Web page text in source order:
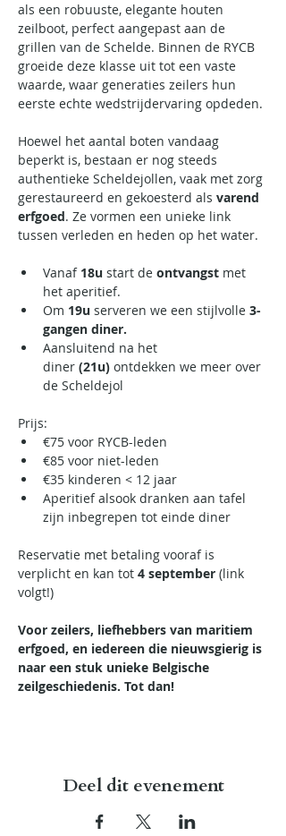
als een robuuste, elegante houten
zeilboot, perfect aangepast aan de
grillen van de Schelde. Binnen de RYCB
groeide deze klasse uit tot een vaste
waarde, waar generaties zeilers hun
eerste echte wedstrijdervaring opdeden.
Hoewel het aantal boten vandaag
beperkt is, bestaan er nog steeds
authentieke Scheldejollen, vaak met zorg
gerestaureerd en gekoesterd als varend
erfgoed. Ze vormen een unieke link
tussen verleden en heden op het water.
Vanaf 18u start de ontvangst met
het aperitief.
Om 19u serveren we een stijlvolle 3-
gangen diner.
Aansluitend na het
diner (21u) ontdekken we meer over
de Scheldejol
Prijs:
€75 voor RYCB-leden
€85 voor niet-leden
€35 kinderen < 12 jaar
Aperitief alsook dranken aan tafel
zijn inbegrepen tot einde diner
Reservatie met betaling vooraf is
verplicht en kan tot 4 september (link
volgt!)
Voor zeilers, liefhebbers van maritiem
erfgoed, en iedereen die nieuwsgierig is
naar een stuk unieke Belgische
zeilgeschiedenis. Tot dan!
Deel dit evenement